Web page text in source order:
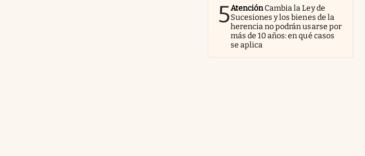
5AtenciónCambia la Ley de
Sucesiones y los bienes de la
herencia no podrán usarse por
más de 10 años: en qué casos
se aplica